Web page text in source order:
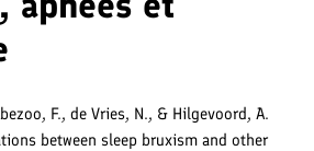
F., de Vries, N., & Hilgevoord, A.
between sleep bruxism and other